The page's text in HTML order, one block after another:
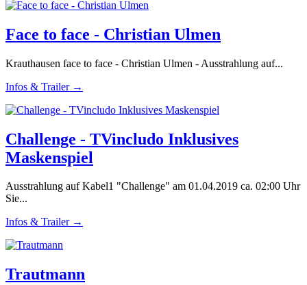
Face to face - Christian Ulmen
Krauthausen face to face - Christian Ulmen - Ausstrahlung auf...
Infos & Trailer →
Challenge - TVincludo Inklusives
Maskenspiel
Ausstrahlung auf Kabel1 "Challenge" am 01.04.2019 ca. 02:00 Uhr
Sie...
Infos & Trailer →
Trautmann